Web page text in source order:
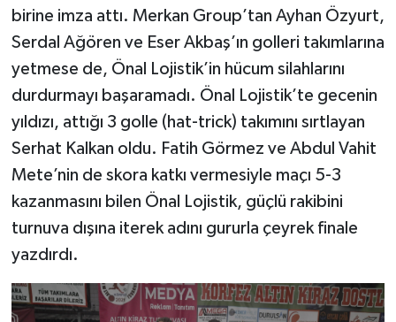
birine imza attı. Merkan Group’tan Ayhan Özyurt,
Serdal Ağören ve Eser Akbaş’ın golleri takımlarına
yetmese de, Önal Lojistik’in hücum silahlarını
durdurmayı başaramadı. Önal Lojistik’te gecenin
yıldızı, attığı 3 golle (hat-trick) takımını sırtlayan
Serhat Kalkan oldu. Fatih Görmez ve Abdul Vahit
Mete’nin de skora katkı vermesiyle maçı 5-3
kazanmasını bilen Önal Lojistik, güçlü rakibini
turnuva dışına iterek adını gururla çeyrek finale
yazdırdı.